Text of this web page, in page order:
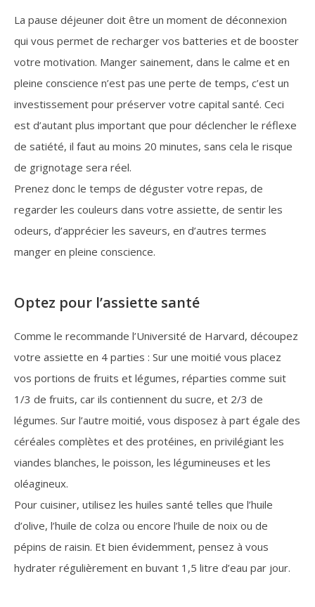
La pause déjeuner doit être un moment de déconnexion
qui vous permet de recharger vos batteries et de booster
votre motivation. Manger sainement, dans le calme et en
pleine conscience n’est pas une perte de temps, c’est un
investissement pour préserver votre capital santé. Ceci
est d’autant plus important que pour déclencher le réflexe
de satiété, il faut au moins 20 minutes, sans cela le risque
de grignotage sera réel.
Prenez donc le temps de déguster votre repas, de
regarder les couleurs dans votre assiette, de sentir les
odeurs, d’apprécier les saveurs, en d’autres termes
manger en pleine conscience.
Optez pour l’assiette santé
Comme le recommande l’Université de Harvard, découpez
votre assiette en 4 parties : Sur une moitié vous placez
vos portions de fruits et légumes, réparties comme suit
1/3 de fruits, car ils contiennent du sucre, et 2/3 de
légumes. Sur l’autre moitié, vous disposez à part égale des
céréales complètes et des protéines, en privilégiant les
viandes blanches, le poisson, les légumineuses et les
oléagineux.
Pour cuisiner, utilisez les huiles santé telles que l’huile
d’olive, l’huile de colza ou encore l’huile de noix ou de
pépins de raisin. Et bien évidemment, pensez à vous
hydrater régulièrement en buvant 1,5 litre d’eau par jour.